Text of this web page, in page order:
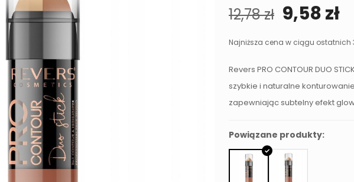
12,78zł
12,78 zł.
9,58zł
Najniższa cena w ciągu ostatnich
Revers PRO CONTOUR DUO
szybkie i naturalne
zapewniając subtelny efekt
Powiązane produkty: